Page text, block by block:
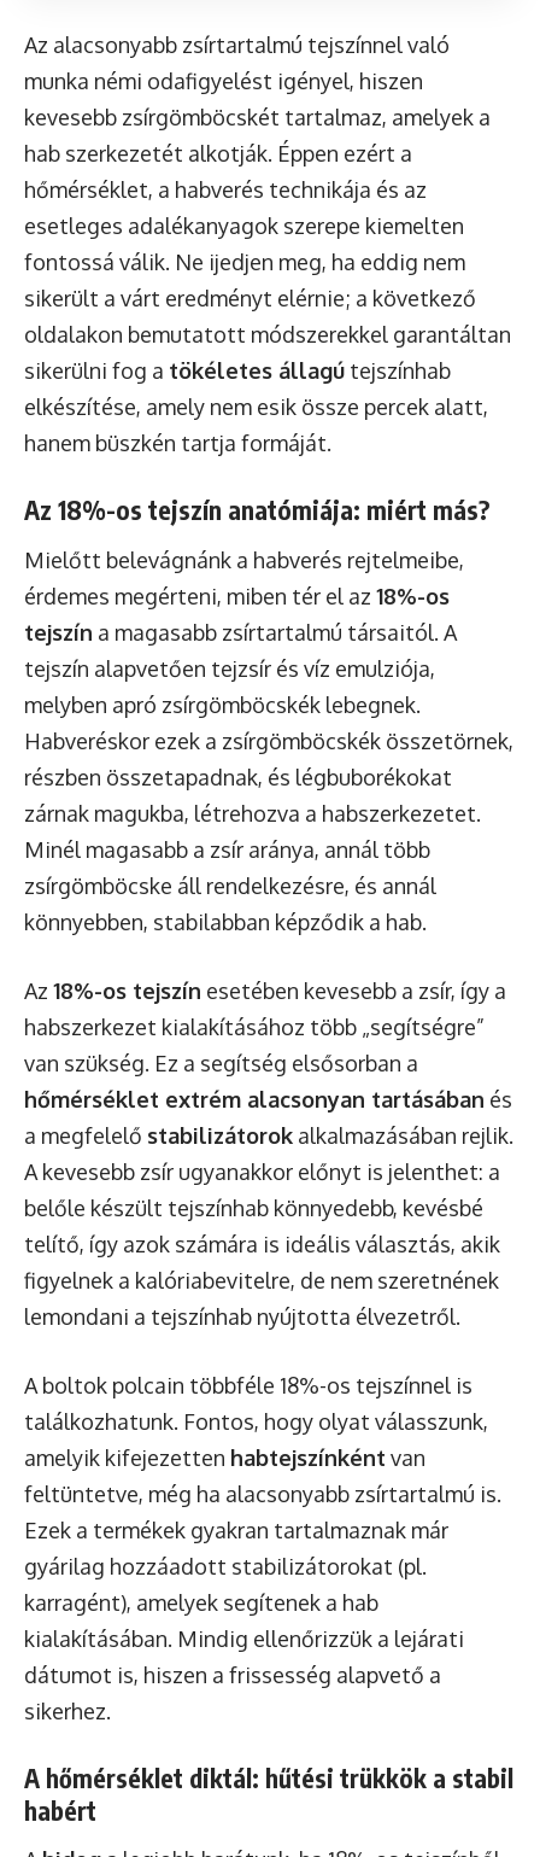
Az alacsonyabb zsírtartalmú tejszínnel való
munka némi odafigyelést igényel, hiszen
kevesebb zsírgömböcskét tartalmaz, amelyek a
hab szerkezetét alkotják. Éppen ezért a
hőmérséklet, a habverés technikája és az
esetleges adalékanyagok szerepe kiemelten
fontossá válik. Ne ijedjen meg, ha eddig nem
sikerült a várt eredményt elérnie; a következő
oldalakon bemutatott módszerekkel garantáltan
sikerülni fog a tökéletes állagú tejszínhab
elkészítése, amely nem esik össze percek alatt,
hanem büszkén tartja formáját.
Az 18%-os tejszín anatómiája: miért más?
Mielőtt belevágnánk a habverés rejtelmeibe,
érdemes megérteni, miben tér el az 18%-os
tejszín a magasabb zsírtartalmú társaitól. A
tejszín alapvetően tejzsír és víz emulziója,
melyben apró zsírgömböcskék lebegnek.
Habveréskor ezek a zsírgömböcskék összetörnek,
részben összetapadnak, és légbuborékokat
zárnak magukba, létrehozva a habszerkezetet.
Minél magasabb a zsír aránya, annál több
zsírgömböcske áll rendelkezésre, és annál
könnyebben, stabilabban képződik a hab.
Az 18%-os tejszín esetében kevesebb a zsír, így a
habszerkezet kialakításához több „segítségre”
van szükség. Ez a segítség elsősorban a
hőmérséklet extrém alacsonyan tartásában és
a megfelelő stabilizátorok alkalmazásában rejlik.
A kevesebb zsír ugyanakkor előnyt is jelenthet: a
belőle készült tejszínhab könnyedebb, kevésbé
telítő, így azok számára is ideális választás, akik
figyelnek a kalóriabevitelre, de nem szeretnének
lemondani a tejszínhab nyújtotta élvezetről.
A boltok polcain többféle 18%-os tejszínnel is
találkozhatunk. Fontos, hogy olyat válasszunk,
amelyik kifejezetten habtejszínként van
feltüntetve, még ha alacsonyabb zsírtartalmú is.
Ezek a termékek gyakran tartalmaznak már
gyárilag hozzáadott stabilizátorokat (pl.
karragént), amelyek segítenek a hab
kialakításában. Mindig ellenőrizzük a lejárati
dátumot is, hiszen a frissesség alapvető a
sikerhez.
A hőmérséklet diktál: hűtési trükkök a stabil
habért